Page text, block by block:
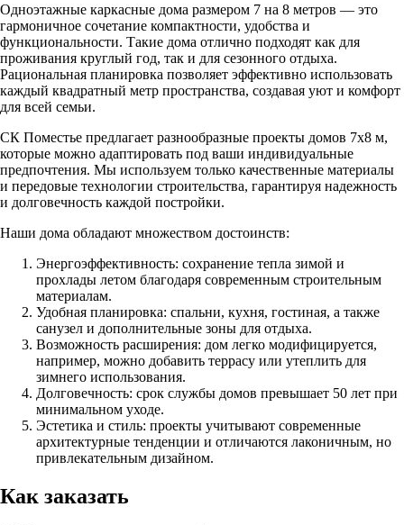
Одноэтажные каркасные дома размером 7 на 8 метров — это
гармоничное сочетание компактности, удобства и
функциональности. Такие дома отлично подходят как для
проживания круглый год, так и для сезонного отдыха.
Рациональная планировка позволяет эффективно использовать
каждый квадратный метр пространства, создавая уют и комфорт
для всей семьи.
СК Поместье предлагает разнообразные проекты домов 7х8 м,
которые можно адаптировать под ваши индивидуальные
предпочтения. Мы используем только качественные материалы
и передовые технологии строительства, гарантируя надежность
и долговечность каждой постройки.
Наши дома обладают множеством достоинств:
Энергоэффективность: сохранение тепла зимой и
прохлады летом благодаря современным строительным
материалам.
Удобная планировка: спальни, кухня, гостиная, а также
санузел и дополнительные зоны для отдыха.
Возможность расширения: дом легко модифицируется,
например, можно добавить террасу или утеплить для
зимнего использования.
Долговечность: срок службы домов превышает 50 лет при
минимальном уходе.
Эстетика и стиль: проекты учитывают современные
архитектурные тенденции и отличаются лаконичным, но
привлекательным дизайном.
Как заказать